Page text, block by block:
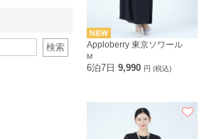
Apploberry 東京ソワール
M
6泊7日 9,990 円 (税込)
検索